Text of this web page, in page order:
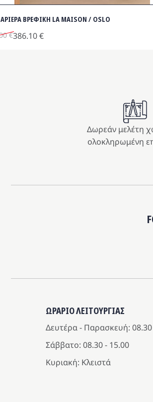
ΒΡΕΦΙΚΗ LA MAISON / OSLO
€386.10€
Δωρεάν μελέτη
ολοκληρωμένη
ΩΡΑΡΙΟ ΛΕΙΤΟΥΡΓΙΑΣ
Δευτέρα - Παρασκευή:
Σάββατο: 08.30 - 15.00
Κυριακή: Κλειστά